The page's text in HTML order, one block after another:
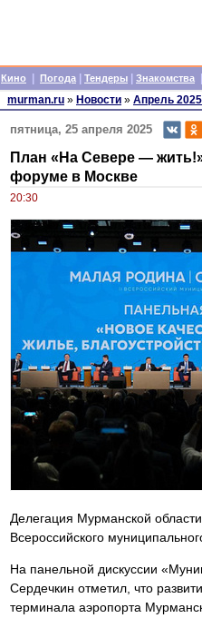
Кино Погода Тендеры Знакомства
murman.ru » Новости » Апрель 2025
пятница, 25 апреля 2025
План «На Севере —
форуме в Москве
20:30
Делегация Мурманской
Всероссийского
На панельной дискуссии
Сердечкин отметил, что
терминала аэропорта